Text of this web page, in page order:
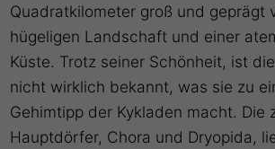
Quadratkilometer groß und geprägt
hügeligen Landschaft und einer
Küste. Trotz seiner Schönheit, ist
nicht wirklich bekannt, was sie zu
Gehimtipp der Kykladen macht. Die
Hauptdörfer, Chora und Dryopida,